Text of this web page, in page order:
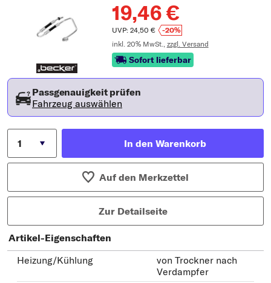
19,46 €
UVP: 24,50 €
-20%
inkl. 20% MwSt., zzgl. Versand
Sofort lieferbar
Passgenauigkeit prüfen
Fahrzeug auswählen
In den Warenkorb
Auf den Merkzettel
Zur Detailseite
Artikel-Eigenschaften
Heizung/Kühlung
von Trockner nach
Verdampfer